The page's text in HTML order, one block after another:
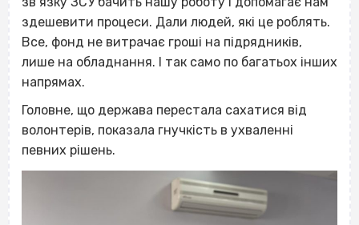
здешевити процеси. Дали людей, які це роблять.
Все, фонд не витрачає гроші на підрядників,
лише на обладнання. І так само по багатьох інших
напрямах.
Головне, що держава перестала сахатися від
волонтерів, показала гнучкість в ухваленні
певних рішень.